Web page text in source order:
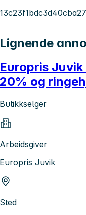
Lignende
Europris
20% og
Butikkselger
Arbeidsgiver
Europris Juvik
Sted